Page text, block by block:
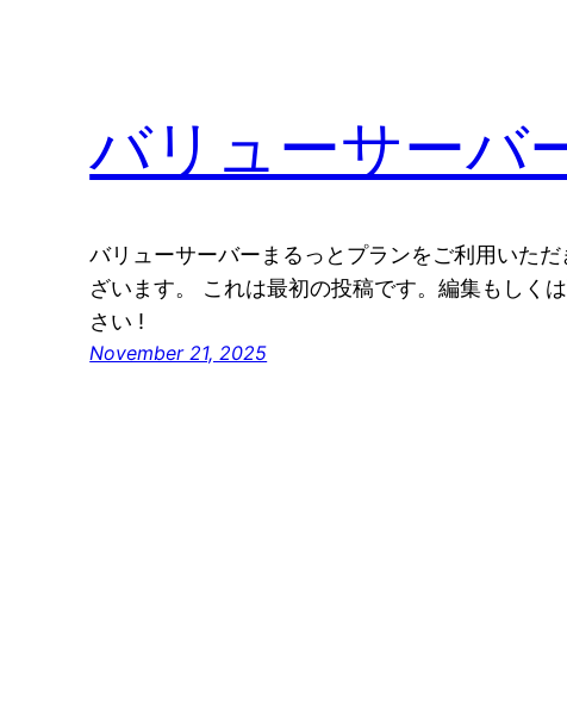
バリューサーバ
バリューサーバーまるっとプランをご利用いた
ざいます。 これは最初の投稿です。編集もしく
さい !
November 21, 2025